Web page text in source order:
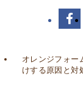
オレンジフォー
けする原因と対